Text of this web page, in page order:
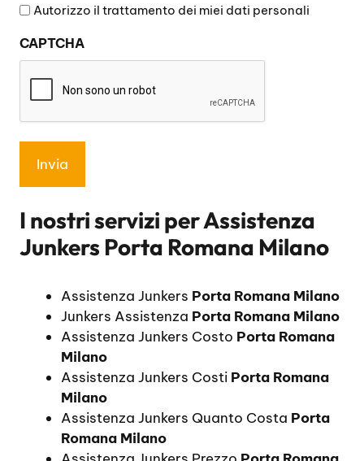
l'informativa
privacy
Autorizzo il trattamento dei miei dati personali
CAPTCHA
I nostri servizi perAssistenza
Junkers Porta Romana Milano
Assistenza Junkers Porta Romana Milano
Junkers Assistenza Porta Romana Milano
Assistenza Junkers Costo Porta Romana
Milano
Assistenza Junkers Costi Porta Romana
Milano
Assistenza Junkers Quanto Costa Porta
Romana Milano